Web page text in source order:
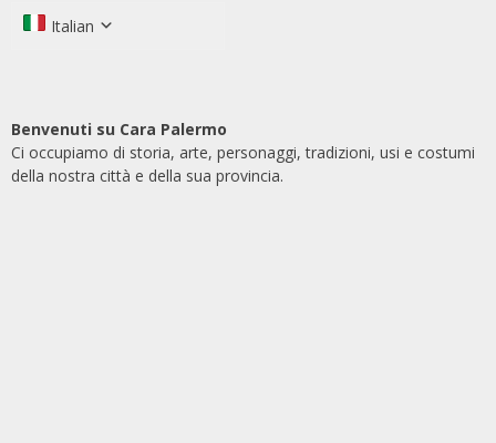
Italian
Benvenuti su Cara Palermo
Ci occupiamo di storia, arte, personaggi, tradizioni, usi e costumi
della nostra città e della sua provincia.